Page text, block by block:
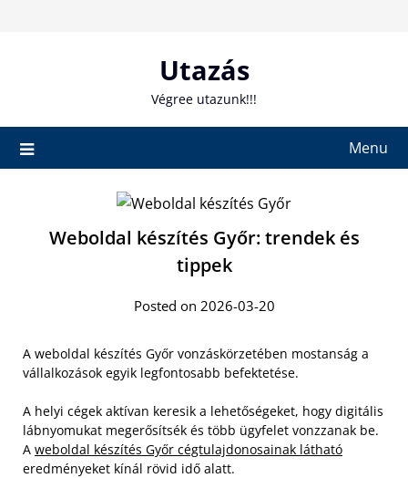
Utazás
Végree utazunk!!!
Menu
Weboldal készítés Győr: trendek és
tippek
Posted on 2026-03-20
A weboldal készítés Győr vonzáskörzetében mostanság a
vállalkozások egyik legfontosabb befektetése.
A helyi cégek aktívan keresik a lehetőségeket, hogy digitális
lábnyomukat megerősítsék és több ügyfelet vonzzanak be.
A weboldal készítés Győr cégtulajdonosainak látható
eredményeket kínál rövid idő alatt.